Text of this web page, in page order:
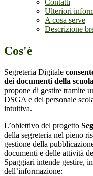
Contatti
Ulteriori
A cosa serve
Descrizione
Cos'è
Segreteria Digitale
dei documenti della scuola
propone di gestire tramite
DSGA e del personale
intuitiva.
L’obiettivo del progetto
della segreteria nel pieno
gestione della
documenti e delle attività
Spaggiari intende gestire,
dell’informazione: